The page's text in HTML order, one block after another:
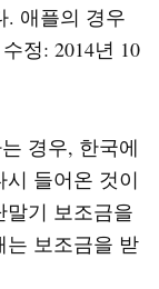
. 애플의 경우
정: 2014년 10
경우, 한국에
들어온 것이
기 보조금을
는 보조금을 받